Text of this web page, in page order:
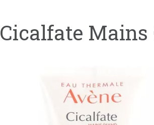
Cicalfate Mains